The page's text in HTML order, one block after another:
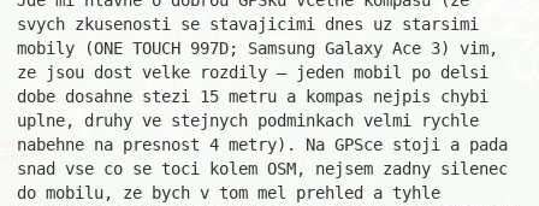
svych zkusenosti se stavajicimi dnes uz starsimi
mobily (ONE TOUCH 997D; Samsung Galaxy Ace 3) vim,
ze jsou dost velke rozdily – jeden mobil po delsi
dobe dosahne stezi 15 metru a kompas nejpis chybi
uplne, druhy ve stejnych podminkach velmi rychle
nabehne na presnost 4 metry). Na GPSce stoji a pada
snad vse co se toci kolem OSM, nejsem zadny silenec
do mobilu, ze bych v tom mel prehled a tyhle